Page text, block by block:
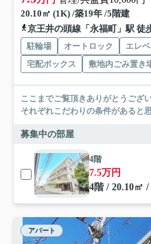
20.10㎡ (1K) /築19年 /5階建
京王井の頭線「永福町」駅 徒
駐輪場 オートロック エレ
宅配ボックス
敷地内ごみ置き
ここまでご覧頂きありがとうございます。 お部屋探しの際
それぞれこだわりの条件があると
募集中の部屋
4階
7.5万円
4階 / 20.10㎡
アパート